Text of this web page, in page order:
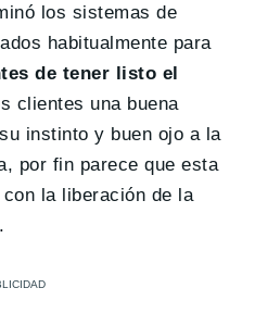
los sistemas de
habitualmente para
de tener listo el
clientes una buena
instinto y buen ojo a la
por fin parece que esta
la liberación de la